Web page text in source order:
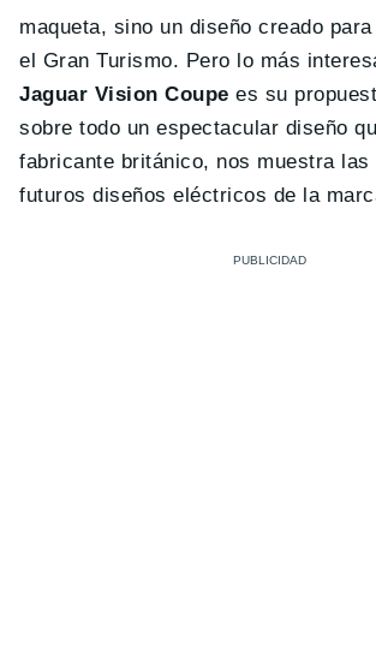
maqueta, sino un diseño creado
el Gran Turismo. Pero lo más
Jaguar Vision Coupe es su
sobre todo un espectacular diseño
fabricante británico, nos muestra
futuros diseños eléctricos de la